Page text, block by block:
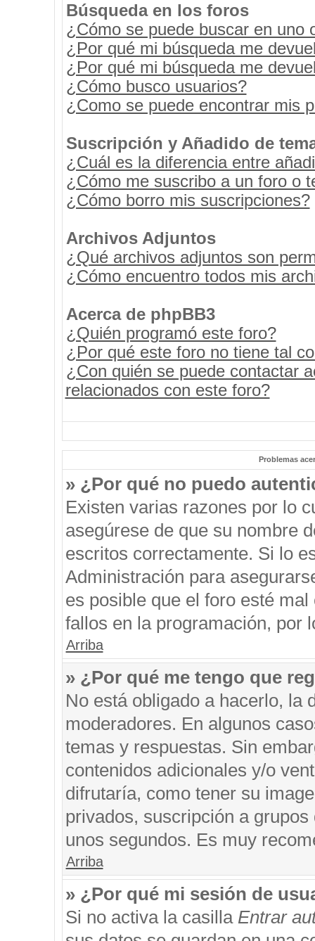
Búsqueda en los foros
¿Cómo se puede buscar en uno
¿Por qué mi búsqueda me
¿Por qué mi búsqueda me
¿Cómo busco usuarios?
¿Como se puede encontrar mis
Suscripción y Añadido de
¿Cuál es la diferencia entre
¿Cómo me suscribo a un foro o
¿Cómo borro mis suscripciones?
Archivos Adjuntos
¿Qué archivos adjuntos son
¿Cómo encuentro todos mis
Acerca de phpBB3
¿Quién programó este foro?
¿Por qué este foro no tiene tal
¿Con quién se puede contactar
relacionados con este foro?
Problemas
» ¿Por qué no puedo
Existen varias razones por lo
asegúrese de que su nombre
escritos correctamente. Si lo
Administración para
es posible que el foro esté
fallos en la programación, por
Arriba
» ¿Por qué me tengo que
No está obligado a hacerlo, la
moderadores. En algunos
temas y respuestas. Sin
contenidos adicionales y/o
difrutaría, como tener su
privados, suscripción a
unos segundos. Es muy
Arriba
» ¿Por qué mi sesión de
Si no activa la casilla Entrar